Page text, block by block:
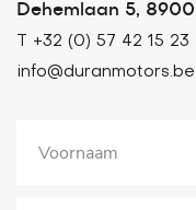
Dehemlaan 5,
T +32 (0) 57 42 15 23
info@duranmotors.be